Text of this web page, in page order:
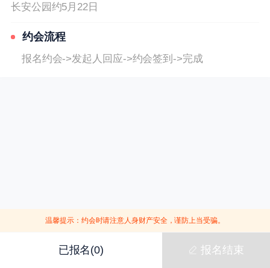
长安公园约5月22日
约会流程
报名约会->发起人回应->约会签到->完成
温馨提示：约会时请注意人身财产安全，谨防上当受骗。
已报名(0) 报名结束